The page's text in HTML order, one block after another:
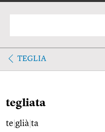
TEGLIA
tegliata
te glià ta